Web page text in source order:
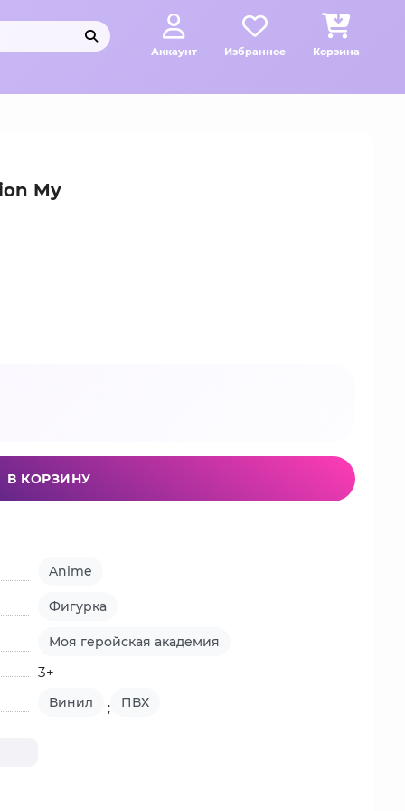
Аккаунт Избранное Корзина
My
В КОРЗИНУ
Anime
Фигурка
Моя геройская академия
3+
Винил ; ПВХ